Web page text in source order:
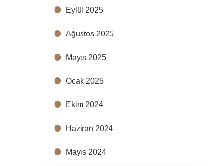
Eylül 2025
Ağustos 2025
Mayıs 2025
Ocak 2025
Ekim 2024
Haziran 2024
Mayıs 2024